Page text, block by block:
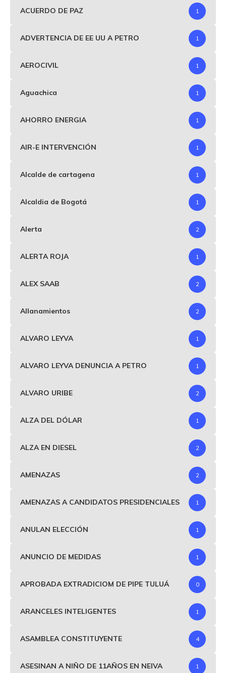
ACUERDO DE PAZ 1
ADVERTENCIA DE EE UU A PETRO 1
AEROCIVIL 1
Aguachica 1
AHORRO ENERGIA 1
AIR-E INTERVENCIÓN 1
Alcalde de cartagena 1
Alcaldia de Bogotá 1
Alerta 2
ALERTA ROJA 1
ALEX SAAB 2
Allanamientos 2
ALVARO LEYVA 1
ALVARO LEYVA DENUNCIA A PETRO 1
ALVARO URIBE 2
ALZA DEL DÓLAR 1
ALZA EN DIESEL 2
AMENAZAS 2
AMENAZAS A CANDIDATOS PRESIDENCIALES 1
ANULAN ELECCIÓN 1
ANUNCIO DE MEDIDAS 1
APROBADA EXTRADICIOM DE PIPE TULUÁ 0
ARANCELES INTELIGENTES 1
ASAMBLEA CONSTITUYENTE 4
ASESINAN A NIÑO DE 11AÑOS EN NEIVA 1